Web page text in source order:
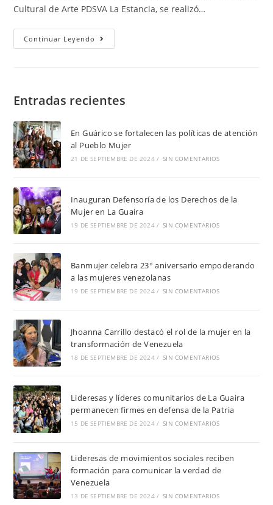
Cultural de Arte PDSVA La Estancia, se realizó…
Continuar Leyendo
Entradas recientes
En Guárico se fortalecen las políticas de atención
al Pueblo Mujer
21 DE SEPTIEMBRE DE 2024 / SIN COMENTARIOS
Inauguran Defensoría de los Derechos de la
Mujer en La Guaira
19 DE SEPTIEMBRE DE 2024 / SIN COMENTARIOS
Banmujer celebra 23° aniversario empoderando
a las mujeres venezolanas
19 DE SEPTIEMBRE DE 2024 / SIN COMENTARIOS
Jhoanna Carrillo destacó el rol de la mujer en la
transformación de Venezuela
18 DE SEPTIEMBRE DE 2024 / SIN COMENTARIOS
Lideresas y líderes comunitarios de La Guaira
permanecen firmes en defensa de la Patria
15 DE SEPTIEMBRE DE 2024 / SIN COMENTARIOS
Lideresas de movimientos sociales reciben
formación para comunicar la verdad de
Venezuela
13 DE SEPTIEMBRE DE 2024 / SIN COMENTARIOS